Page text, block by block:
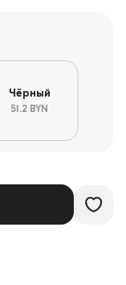
Чёрный
51.2 BYN